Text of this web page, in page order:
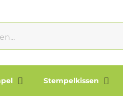
Stempelkissen